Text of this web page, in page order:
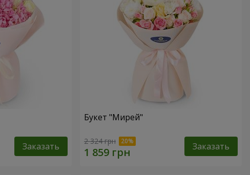
Заказать
Букет "Мирей"
2 324 грн Заказать